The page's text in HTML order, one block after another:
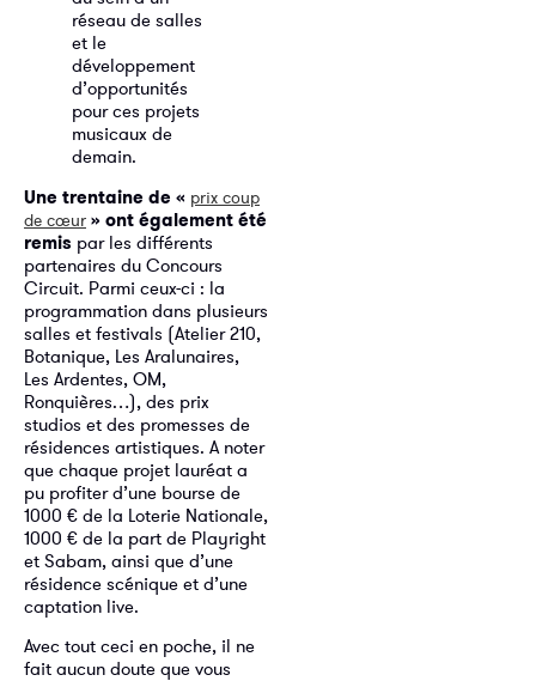
réseau de salles
et le
développement
d’opportunités
pour ces projets
musicaux de
demain.
Une trentaine de « prix coup
de cœur » ont également été
remis par les différents
partenaires du Concours
Circuit. Parmi ceux-ci : la
programmation dans plusieurs
salles et festivals (Atelier 210,
Botanique, Les Aralunaires,
Les Ardentes, OM,
Ronquières…), des prix
studios et des promesses de
résidences artistiques. A noter
que chaque projet lauréat a
pu profiter d’une bourse de
1000 € de la Loterie Nationale,
1000 € de la part de Playright
et Sabam, ainsi que d’une
résidence scénique et d’une
captation live.
Avec tout ceci en poche, il ne
fait aucun doute que vous